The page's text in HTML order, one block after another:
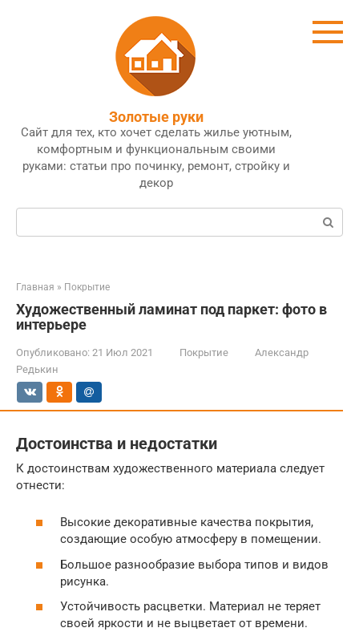
Золотые руки
Сайт для тех, кто хочет сделать жилье уютным,
комфортным и функциональным своими
руками: статьи про починку, ремонт, стройку и
декор
Поиск:
Главная » Покрытие
Художественный ламинат под паркет: фото в
интерьере
Опубликовано: 21 Июл 2021 Покрытие
Александр
Редькин
Достоинства и недостатки
К достоинствам художественного материала следует
отнести:
Высокие декоративные качества покрытия,
создающие особую атмосферу в помещении.
Большое разнообразие выбора типов и видов
рисунка.
Устойчивость расцветки. Материал не теряет
своей яркости и не выцветает от времени.